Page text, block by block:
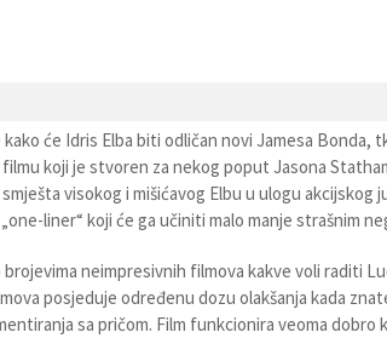
će Idris Elba biti odličan novi Jamesa Bonda,
koji je stvoren za nekog poput Jasona
visokog i mišićavog Elbu u ulogu akcijskog
liner“ koji će ga učiniti malo manje strašnim
neimpresivnih filmova kakve voli raditi
posjeduje određenu dozu olakšanja kada
sa pričom. Film funkcionira veoma dobro